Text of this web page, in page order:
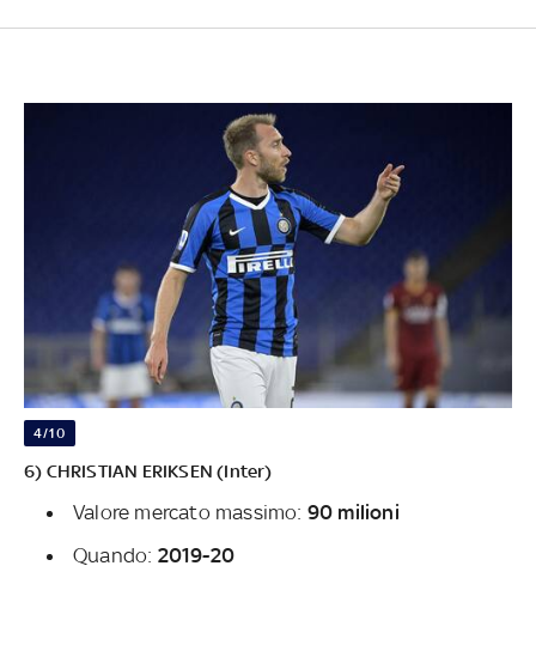
4/10
6) CHRISTIAN ERIKSEN (Inter)
Valore mercato massimo: 90 milioni
Quando: 2019-20